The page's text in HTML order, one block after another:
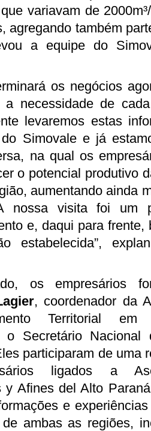
variavam de
agregando também
a equipe do
os negócios
necessidade de
levaremos estas
Simovale e já
na qual os
o potencial produtivo
aumentando ainda
nossa visita foi um
e, daqui para frente,
estabelecida”,
os empresários
, coordenador da
Territorial
o Secretário Nacional
participaram de uma
ligados a
y Afines del Alto
e
ambas as regiões,